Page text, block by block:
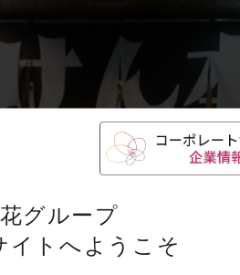
グループ
イトへようこそ